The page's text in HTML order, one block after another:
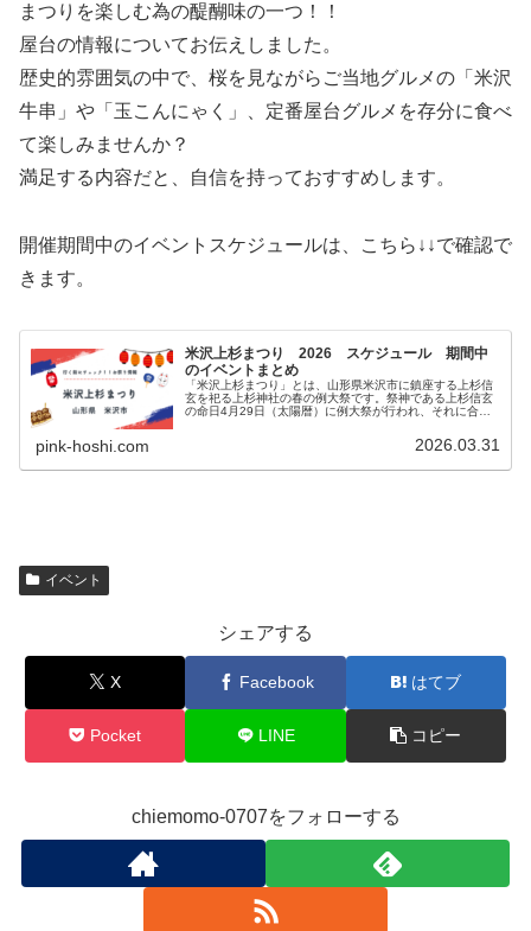
まつりを楽しむ為の醍醐味の一つ！！
屋台の情報についてお伝えしました。
歴史的雰囲気の中で、桜を見ながらご当地グルメの「米沢
牛串」や「玉こんにゃく」、定番屋台グルメを存分に食べ
て楽しみませんか？
満足する内容だと、自信を持っておすすめします。
開催期間中のイベントスケジュールは、こちら↓↓で確認で
きます。
米沢上杉まつり 2026 スケジュール 期間中
のイベントまとめ
「米沢上杉まつり」とは、山形県米沢市に鎮座する上杉信
玄を祀る上杉神社の春の例大祭です。祭神である上杉信玄
の命日4月29日（太陽暦）に例大祭が行われ、それに合わ
pink-hoshi.com 2026.03.31
イベント
シェアする
X Facebook はてブ
Pocket LINE コピー
chiemomo-0707をフォローする